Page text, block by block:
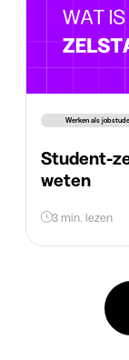
Werken als
Student-
weten
3 min. lezen